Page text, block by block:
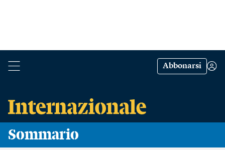
Abbonarsi
Sommario